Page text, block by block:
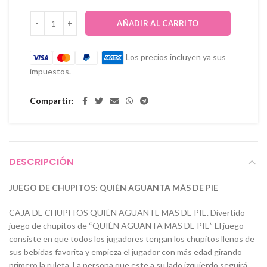
AÑADIR AL CARRITO
Los precios incluyen ya sus
impuestos.
Compartir
DESCRIPCIÓN
JUEGO DE CHUPITOS: QUIÉN AGUANTA MÁS DE PIE
CAJA DE CHUPITOS QUIÉN AGUANTE MAS DE PIE. Divertido
juego de chupitos de “QUIÉN AGUANTA MAS DE PIE” El juego
consiste en que todos los jugadores tengan los chupitos llenos de
sus bebidas favorita y empieza el jugador con más edad girando